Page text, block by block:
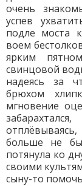
очень
успев
подле моста
воем
ярким
свинцовой
надеясь за
брюхом
мгновение
больше не
потянула ко
своими
сыну-то